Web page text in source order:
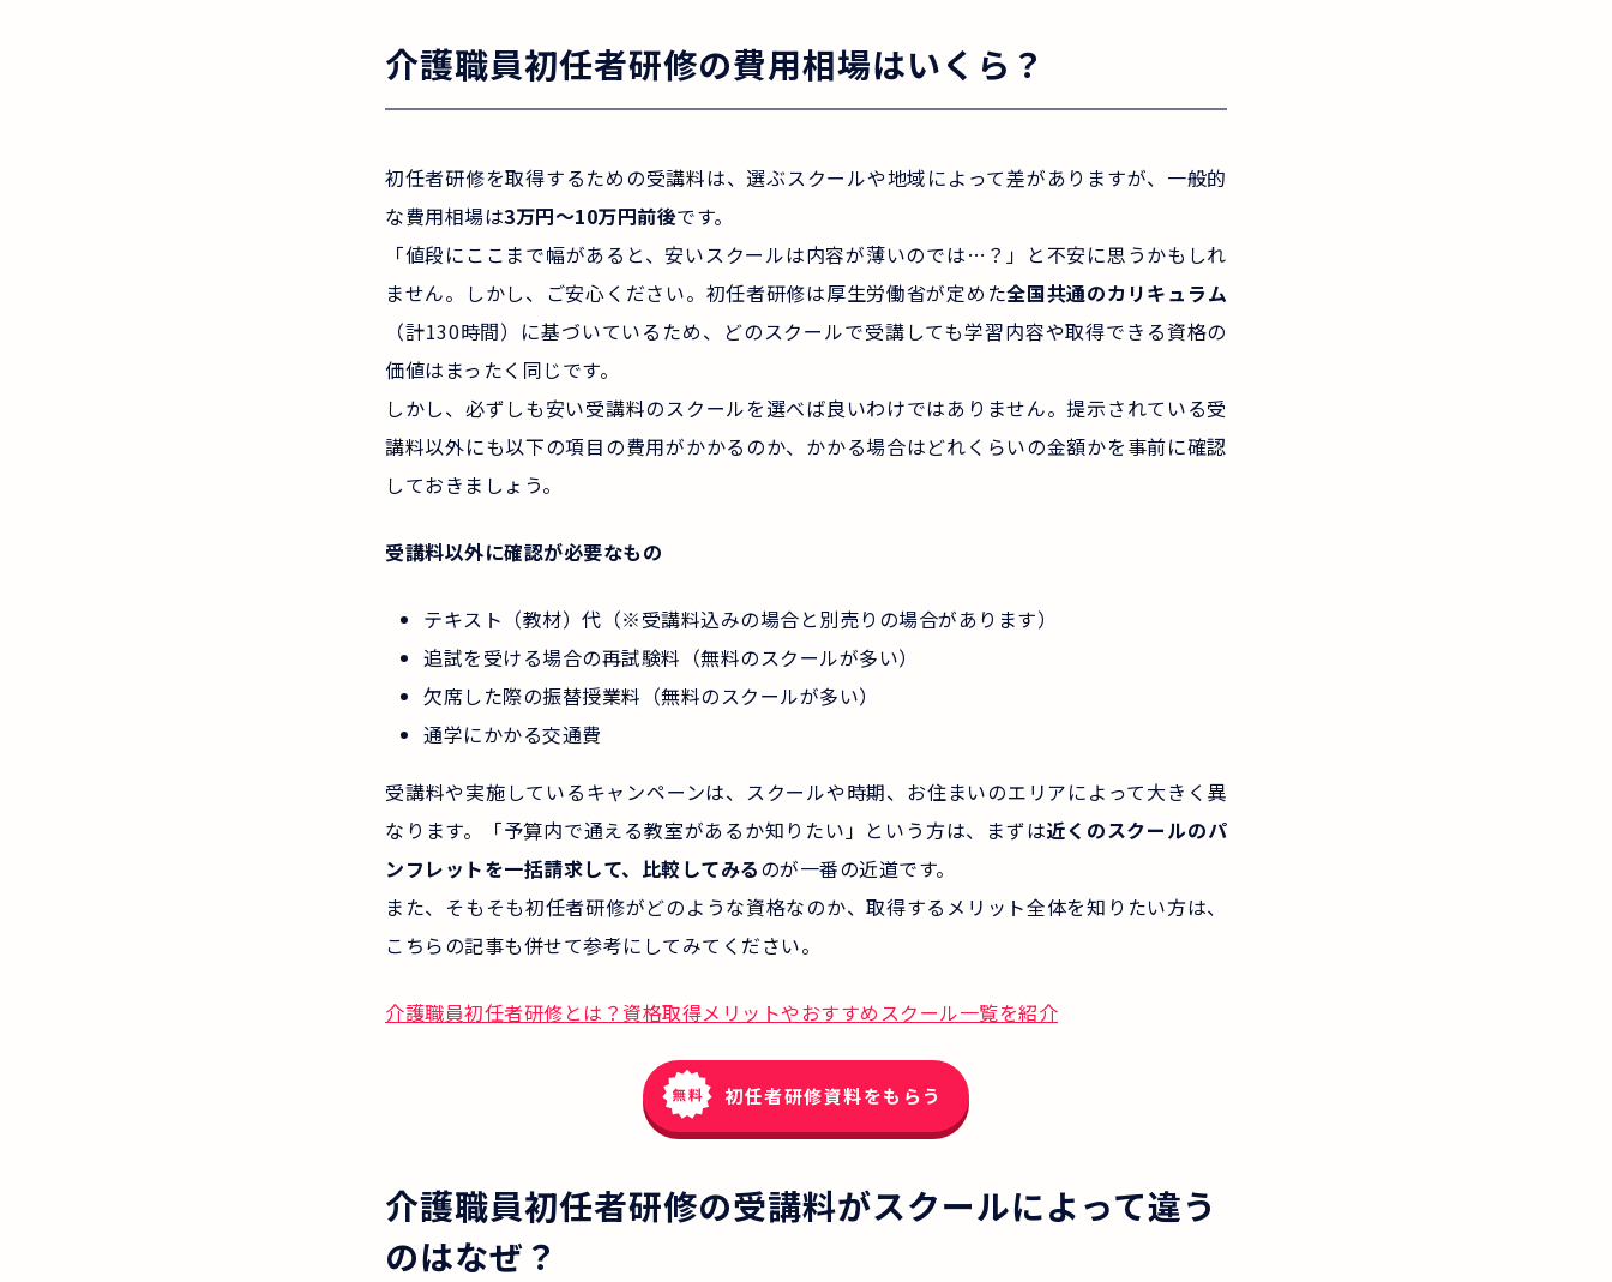
介護職員初任者研修の費用相場はいくら？
初任者研修を取得するための受講料は、選ぶスクールや地域によって差がありますが、一般的
な費用相場は3万円〜10万円前後です。
「値段にここまで幅があると、安いスクールは内容が薄いのでは…？」と不安に思うかもしれ
ません。しかし、ご安心ください。初任者研修は厚生労働省が定めた全国共通のカリキュラム
（計130時間）に基づいているため、どのスクールで受講しても学習内容や取得できる資格の
価値はまったく同じです。
しかし、必ずしも安い受講料のスクールを選べば良いわけではありません。提示されている受
講料以外にも以下の項目の費用がかかるのか、かかる場合はどれくらいの金額かを事前に確認
しておきましょう。
受講料以外に確認が必要なもの
テキスト（教材）代（※受講料込みの場合と別売りの場合があります）
追試を受ける場合の再試験料（無料のスクールが多い）
欠席した際の振替授業料（無料のスクールが多い）
通学にかかる交通費
受講料や実施しているキャンペーンは、スクールや時期、お住まいのエリアによって大きく異
なります。「予算内で通える教室があるか知りたい」という方は、まずは近くのスクールのパ
ンフレットを一括請求して、比較してみるのが一番の近道です。
また、そもそも初任者研修がどのような資格なのか、取得するメリット全体を知りたい方は、
こちらの記事も併せて参考にしてみてください。
介護職員初任者研修とは？資格取得メリットやおすすめスクール一覧を紹介
初任者研修資料をもらう
介護職員初任者研修の受講料がスクールによって違う
のはなぜ？